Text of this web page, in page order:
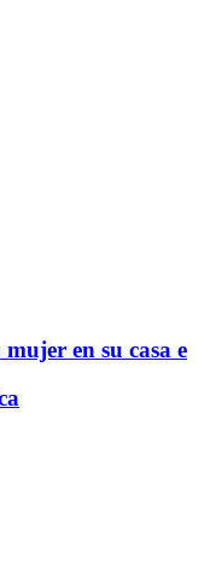
en su casa e